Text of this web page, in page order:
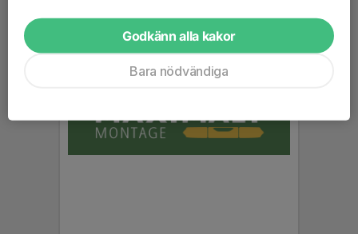
Godkänn alla kakor
Bara nödvändiga